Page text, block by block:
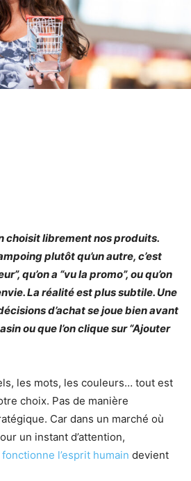
choisit librement nos produits.
plutôt qu’un autre, c’est
qu’on a “vu la promo”, ou qu’on
La réalité est plus subtile. Une
d’achat se joue bien avant
ou que l’on clique sur “Ajouter
les mots, les couleurs… tout est
choix. Pas de manière
Car dans un marché où
un instant d’attention,
l’esprit humain devient